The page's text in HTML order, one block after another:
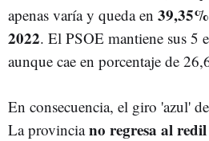
apenas varía y queda en
2022. El PSOE mantiene sus 5
aunque cae en porcentaje de
En consecuencia, el giro 'azul'
La provinciano regresa al